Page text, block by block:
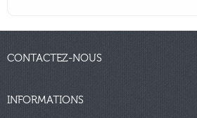
CONTACTEZ-NOUS
INFORMATIONS